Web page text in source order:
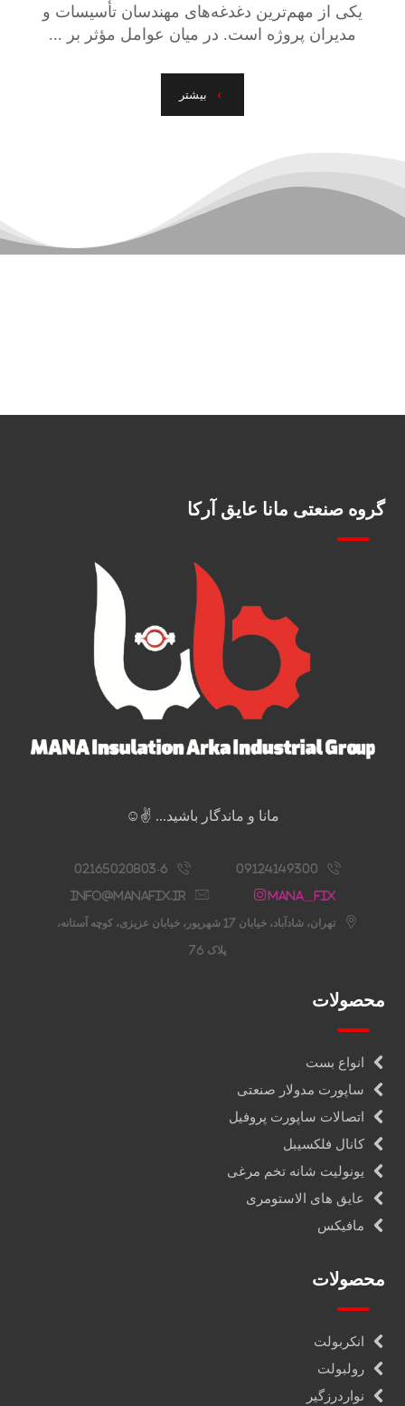
یکی از مهم‌ترین دغدغه‌های مهندسان تأسیسات و
مدیران پروژه است. در میان عوامل مؤثر بر ...
بیشتر
گروه صنعتی مانا عایق آرکا
مانا و ماندگار باشید... ✌️☺️
09124149300
02165020803-6
Mana__fix
info@manafix.ir
تهران، شادآباد، خیابان 17 شهریور، خیابان عزیزی، کوچه آستانه،
پلاک 76
محصولات
انواع بست
ساپورت مدولار صنعتی
اتصالات ساپورت پروفیل
کانال فلکسیبل
یونولیت شانه تخم مرغی
عایق های الاستومری
مافیکس
محصولات
انکربولت
رولبولت
نواردرزگیر